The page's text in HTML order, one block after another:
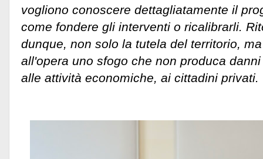
vogliono conoscere dettagliatamente il
come fondere gli interventi o ricalibrarli.
dunque, non solo la tutela del territorio,
all'opera uno sfogo che non produca
alle attività economiche, ai cittadini privati.